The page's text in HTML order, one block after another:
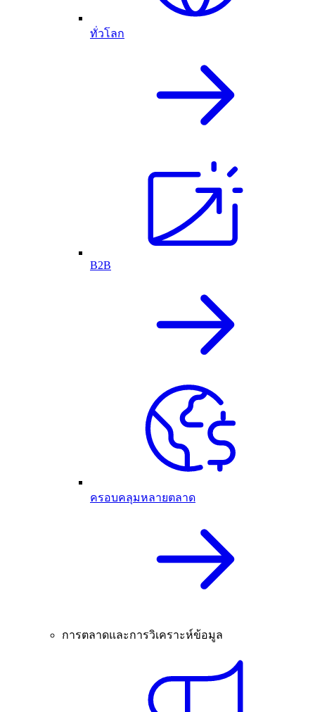
ทั่วโลก
B2B
ครอบคลุมหลายตลาด
การตลาดและการวิเคราะห์ข้อมูล